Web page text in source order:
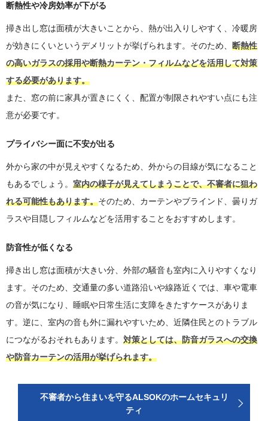
断熱性や冷房効率が下がる
掃き出し窓は面積が大きいことから、熱が出入りしやすく、冷暖房
が効きにくいというデメリットが挙げられます。そのため、 断熱性
の高いガラスの採用や断熱カーテン・フィルムなどを活用して対策
する必要があります。
また、窓の前に家具が置きにくく、配置が制限されやすい点にも注
意が必要です。
プライバシー面に不安が出る
外から家の中が見えやすくなるため、外からの目線が気になること
もあるでしょう。 室内の様子が見えてしまうことで、不審者に狙わ
れる可能性もあります。そのため、カーテンやブラインド、曇りガ
ラスや目隠しフィルムなどを活用することをおすすめします。
防音性が低くなる
掃き出し窓は面積が大きい分、外部の騒音も室内に入りやすくなり
ます。そのため、交通量の多い道路沿いや線路近くでは、車や電車
の音が気になり、睡眠や日常生活に支障をきたすケースがありま
す。逆に、室内の音も外に漏れやすいため、近隣住民とのトラブル
につながるおそれもあります。 対策としては、防音ガラスへの交換
や防音カーテンの活用が挙げられます。
不審者から住まいを守るALSOKのホームセキュリ
ティ